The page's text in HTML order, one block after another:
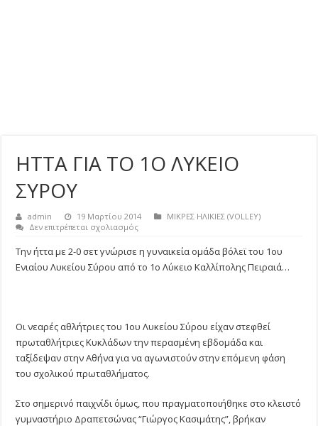
ΗΤΤΑ ΓΙΑ ΤΟ 1Ο ΛΥΚΕΙΟ
ΣΥΡΟΥ
admin 19 Μαρτίου 2014
ΜΙΚΡΕΣ ΗΛΙΚΙΕΣ (VOLLEY)
Δεν επιτρέπεται σχολιασμόςστο
ΤΟ
1Ο
Την ήττα με 2-0 σετ γνώρισε η γυναικεία ομάδα βόλεϊ του 1ου
Ενιαίου Λυκείου Σύρου από το 1ο Λύκειο Καλλίπολης Πειραιά…
Οι νεαρές αθλήτριες του 1ου Λυκείου Σύρου είχαν στεφθεί
πρωταθλήτριες Κυκλάδων την περασμένη εβδομάδα και
ταξίδεψαν στην Αθήνα για να αγωνιστούν στην επόμενη φάση
του σχολικού πρωταθλήματος.
Στο σημερινό παιχνίδι όμως, που πραγματοποιήθηκε στο κλειστό
γυμναστήριο Δραπετσώνας “Γιώργος Κασιμάτης”, βρήκαν